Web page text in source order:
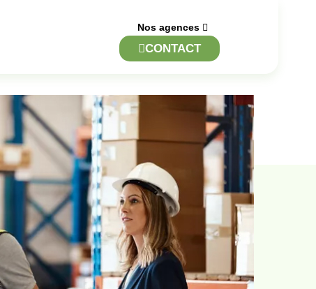
Nos agences
CONTACT